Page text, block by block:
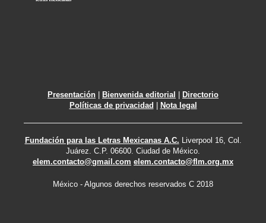
Presentación | Bienvenida editorial | Directorio
Políticas de privacidad | Nota legal
Fundación para las Letras Mexicanas A.C. Liverpool 16, Col.
Juárez. C.P. 06600. Ciudad de México.
elem.contacto@gmail.com elem.contacto@flm.org.mx
México - Algunos derechos reservados C 2018